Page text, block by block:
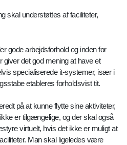
skal understøttes af faciliteter,
gode arbejdsforhold og inden for
det god mening at have et
specialiserede it-systemer, især i
etableres forholdsvist tit.
på at kunne flytte sine aktiviteter,
er tilgængelige, og der skal også
virtuelt, hvis det ikke er muligt at
Man skal ligeledes være